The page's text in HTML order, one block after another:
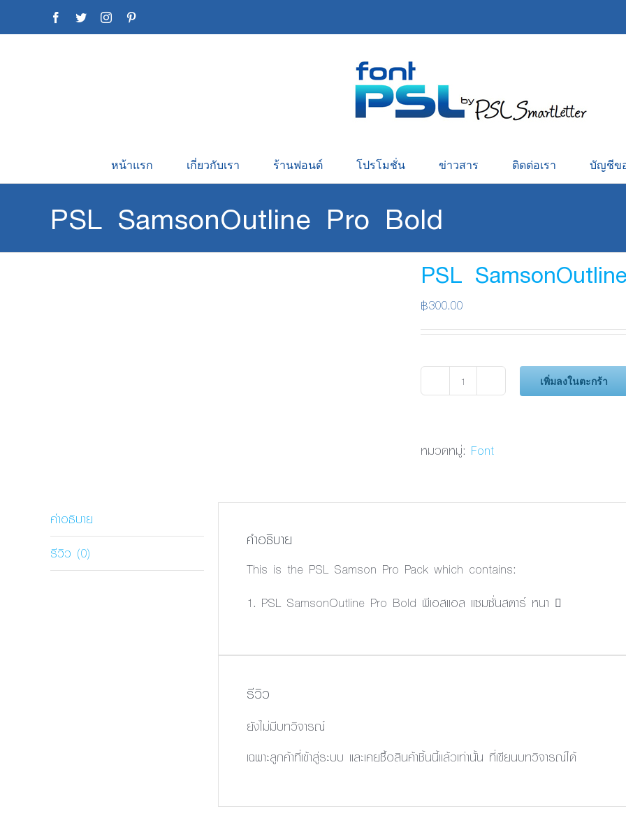
Facebook
TwitterInstagram
หน้าแรก เกี่ยวกับเรา ร้านฟอนต์ โปรโมชั่น ข่าวสาร ติดต่อเรา บัญชีข
PSL SamsonOutline Pro Bold
PSL
฿300.00
จำนวน
Pro
เพิ่มลงในตะกร้า
หมวดหมู่: Font
คำอธิบาย
รีวิว (0)
คำอธิบาย
This is the PSL Samson Pro Pack which contains:
1. PSL SamsonOutline Pro Bold พีเอสแอล แซมซั่นสตาร์ หนา 
รีวิว
ยังไม่มีบทวิจารณ์
เฉพาะลูกค้าที่เข้าสู่ระบบ และเคยซื้อสินค้าชิ้นนี้แล้วเท่านั้น ที่เขียนบทวิจารณ์ได้